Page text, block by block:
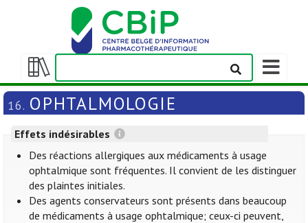
Afficher/masquer
la
table
matières
Afficher/
la
barre
navigation
16. OPHTALMOLOGIE
Effets indésirables
Des réactions allergiques aux médicaments à usage
ophtalmique sont fréquentes. Il convient de les distinguer
des plaintes initiales.
Des agents conservateurs sont présents dans beaucoup
de médicaments à usage ophtalmique; ceux-ci peuvent,